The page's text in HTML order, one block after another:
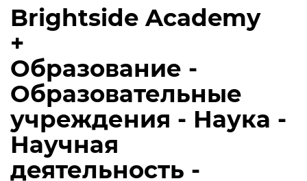
Brightside Academy
+
Образование -
Образовательные
учреждения - Наука -
Научная
деятельность -